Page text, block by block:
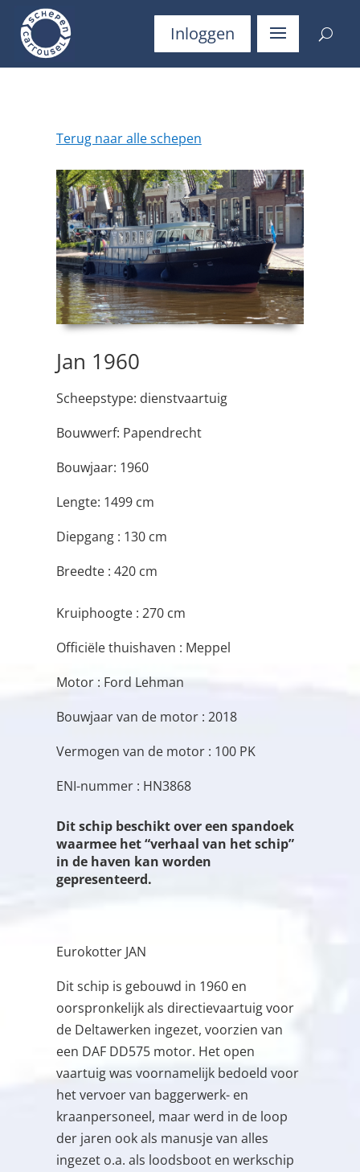
Inloggen
Terug naar alle schepen
Jan 1960
Scheepstype: dienstvaartuig
Bouwwerf: Papendrecht
Bouwjaar: 1960
Lengte: 1499 cm
Diepgang : 130 cm
Breedte : 420 cm
Kruiphoogte : 270 cm
Officiële thuishaven : Meppel
Motor : Ford Lehman
Bouwjaar van de motor : 2018
Vermogen van de motor : 100 PK
ENI-nummer : HN3868
Dit schip beschikt over een spandoek
waarmee het “verhaal van het schip”
in de haven kan worden
gepresenteerd.
Eurokotter JAN
Dit schip is gebouwd in 1960 en
oorspronkelijk als directievaartuig voor
de Deltawerken ingezet, voorzien van
een DAF DD575 motor. Het open
vaartuig was voornamelijk bedoeld voor
het vervoer van baggerwerk- en
kraanpersoneel, maar werd in de loop
der jaren ook als manusje van alles
ingezet o.a. als loodsboot en werkschip